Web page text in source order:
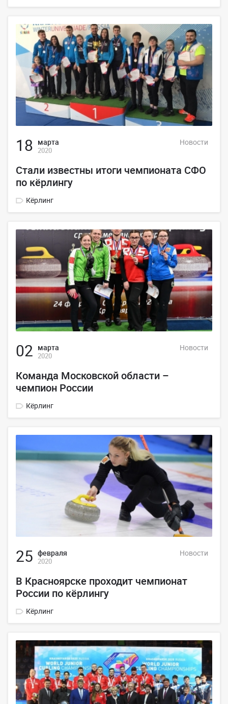
18 марта
2020
Новости
Стали известны итоги чемпионата СФО
по кёрлингу
Кёрлинг
02 марта
2020
Новости
Команда Московской области –
чемпион России
Кёрлинг
25 февраля
2020
Новости
В Красноярске проходит чемпионат
России по кёрлингу
Кёрлинг